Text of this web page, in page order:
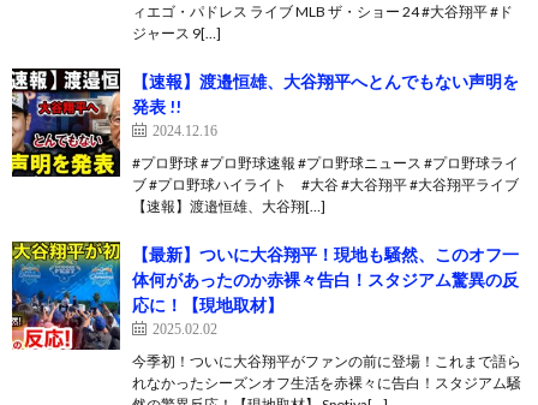
ィエゴ・パドレス ライブ MLB ザ・ショー 24 #大谷翔平 #ド
ジャース 9[…]
【速報】渡邉恒雄、大谷翔平へとんでもない声明を
発表 !!
2024.12.16
#プロ野球 #プロ野球速報 #プロ野球ニュース #プロ野球ライ
ブ #プロ野球ハイライト #大谷 #大谷翔平 #大谷翔平ライブ
【速報】渡邉恒雄、大谷翔[…]
【最新】ついに大谷翔平！現地も騒然、このオフ一
体何があったのか赤裸々告白！スタジアム驚異の反
応に！【現地取材】
2025.02.02
今季初！ついに大谷翔平がファンの前に登場！これまで語ら
れなかったシーズンオフ生活を赤裸々に告白！スタジアム騒